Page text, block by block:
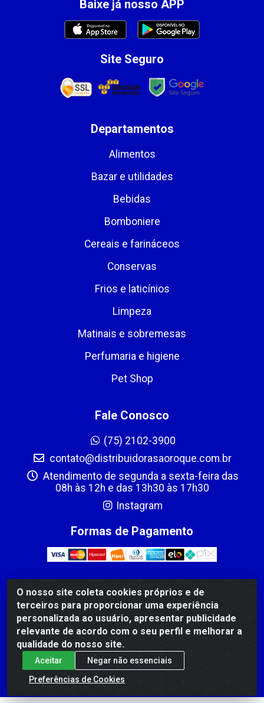
O nosso site coleta cookies próprios e de
terceiros para proporcionar uma experiência
personalizada ao usuário, apresentar publicidade
relevante de acordo com o seu perfil e melhorar a
qualidade do nosso site.
Aceitar
Negar não essenciais
Preferências de Cookies
Baixe já nosso APP
Site Seguro
Departamentos
Alimentos
Bazar e utilidades
Bebidas
Bomboniere
Cereais e farináceos
Conservas
Frios e laticínios
Limpeza
Matinais e sobremesas
Perfumaria e higiene
Pet Shop
Fale Conosco
(75) 2102-3900
contato@distribuidorasaoroque.com.br
Atendimento de segunda a sexta-feira das
08h às 12h e das 13h30 às 17h30
Instagram
Formas de Pagamento
DIST DE PROD ALIM SÃO ROQUE LTDA - AVENIDA
PROBAHIA, 501 - TOMBA - CIS, FEIRA DE SANTANA /BA
- CEP: 44.092-400 - CNPJ 03.705.630/0003-11